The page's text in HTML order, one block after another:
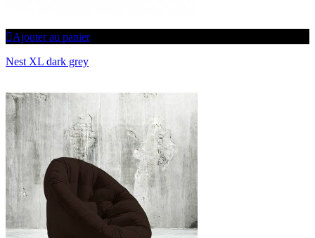
Ajouter au panier
Nest XL dark grey